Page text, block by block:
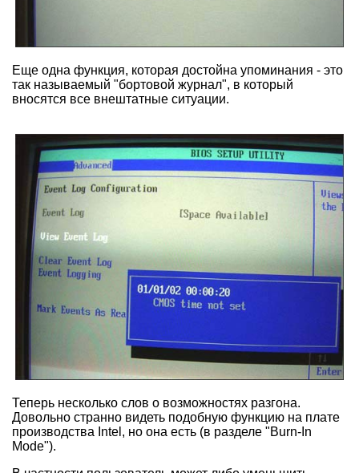
Еще одна функция, которая достойна упоминания - это
так называемый "бортовой журнал", в который
вносятся все внештатные ситуации.
Теперь несколько слов о возможностях разгона.
Довольно странно видеть подобную функцию на плате
производства Intel, но она есть (в разделе "Burn-In
Mode").